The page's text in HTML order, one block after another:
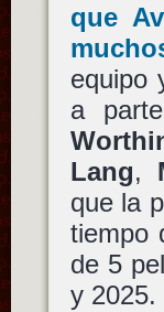
que
equipo
a
Lang,
que la
tiempo
de 5
y 2025.